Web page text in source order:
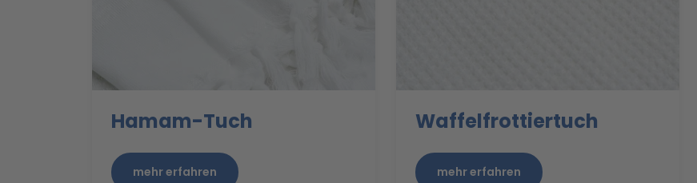
Hamam-Tuch
mehr erfahren
Waffelfrottiertuch
mehr erfahren